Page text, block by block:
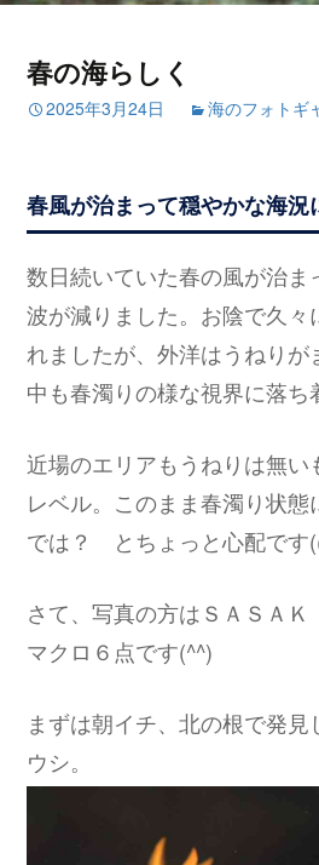
春の海らしく
2025年3月24日 海のフォトギ
春風が治まって穏やかな海況
数日続いていた春の風が治ま
波が減りました。お陰で久々
れましたが、外洋はうねり
中も春濁りの様な視界に落ち
近場のエリアもうねりは無い
レベル。このまま春濁り状
では？ とちょっと心配です
さて、写真の方はＳＡＳＡＫ
マクロ６点です(^^)
まずは朝イチ、北の根で発見
ウシ。